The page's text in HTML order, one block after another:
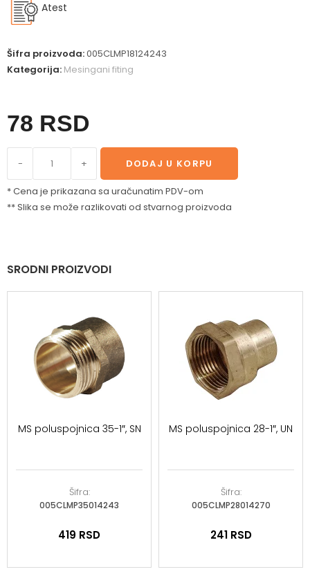
Atest
Šifra proizvoda:005CLMP18124243
Kategorija: Mesingani fiting
78 RSD
- + DODAJ U KORPU
* Cena je prikazana sa uračunatim PDV-om
** Slika se može razlikovati od stvarnog proizvoda
SRODNI PROIZVODI
MS poluspojnica 35-1″, SN
Šifra:
005CLMP35014243
419 RSD
MS poluspojnica 28-1″, UN
Šifra:
005CLMP28014270
241 RSD